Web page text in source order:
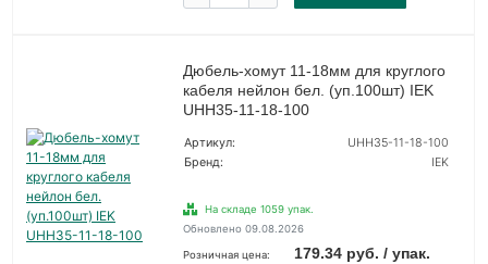
Дюбель-хомут 11-18мм для круглого
кабеля нейлон бел. (уп.100шт) IEK
UHH35-11-18-100
Артикул:
UHH35-11-18-100
Бренд:
IEK
На складе 1059 упак.
Обновлено 09.08.2026
Розничная цена: 179.34 руб. / упак.